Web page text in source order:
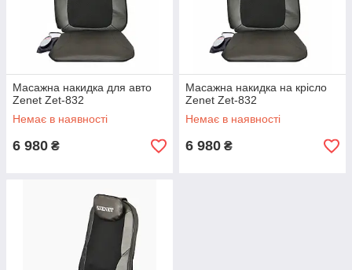
Масажна накидка для авто
Zenet Zet-832
Немає в наявності
6 980 ₴
Масажна накидка на крісло
Zenet Zet-832
Немає в наявності
6 980 ₴